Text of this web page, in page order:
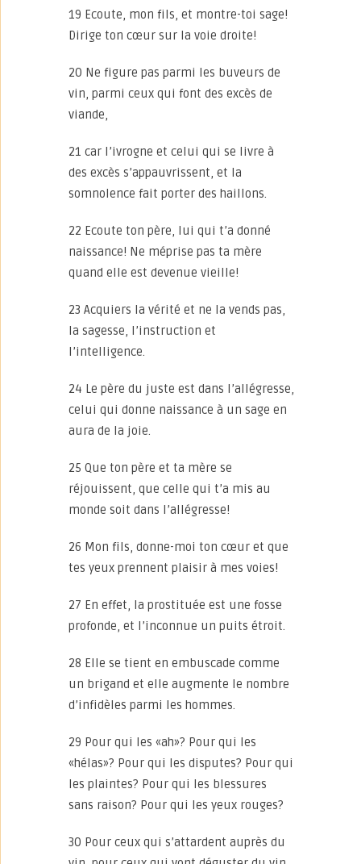
19 Ecoute, mon fils, et montre-toi sage!
Dirige ton cœur sur la voie droite!
20 Ne figure pas parmi les buveurs de
vin, parmi ceux qui font des excès de
viande,
21 car l’ivrogne et celui qui se livre à
des excès s’appauvrissent, et la
somnolence fait porter des haillons.
22 Ecoute ton père, lui qui t’a donné
naissance! Ne méprise pas ta mère
quand elle est devenue vieille!
23 Acquiers la vérité et ne la vends pas,
la sagesse, l’instruction et
l’intelligence.
24 Le père du juste est dans l’allégresse,
celui qui donne naissance à un sage en
aura de la joie.
25 Que ton père et ta mère se
réjouissent, que celle qui t’a mis au
monde soit dans l’allégresse!
26 Mon fils, donne-moi ton cœur et que
tes yeux prennent plaisir à mes voies!
27 En effet, la prostituée est une fosse
profonde, et l’inconnue un puits étroit.
28 Elle se tient en embuscade comme
un brigand et elle augmente le nombre
d’infidèles parmi les hommes.
29 Pour qui les «ah»? Pour qui les
«hélas»? Pour qui les disputes? Pour qui
les plaintes? Pour qui les blessures
sans raison? Pour qui les yeux rouges?
30 Pour ceux qui s’attardent auprès du